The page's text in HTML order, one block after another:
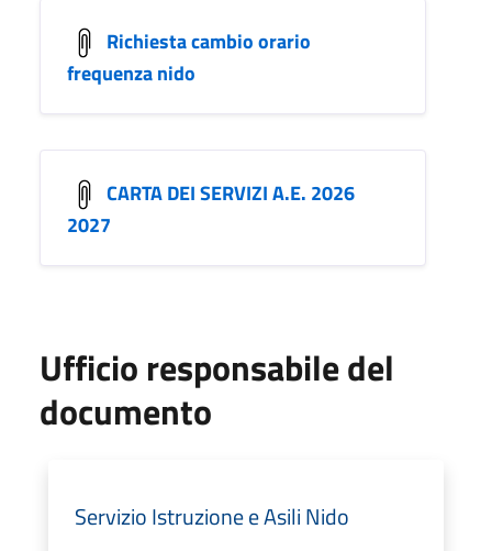
Richiesta cambio orario
frequenza nido
CARTA DEI SERVIZI A.E. 2026
2027
Ufficio responsabile del
documento
Servizio Istruzione e Asili Nido